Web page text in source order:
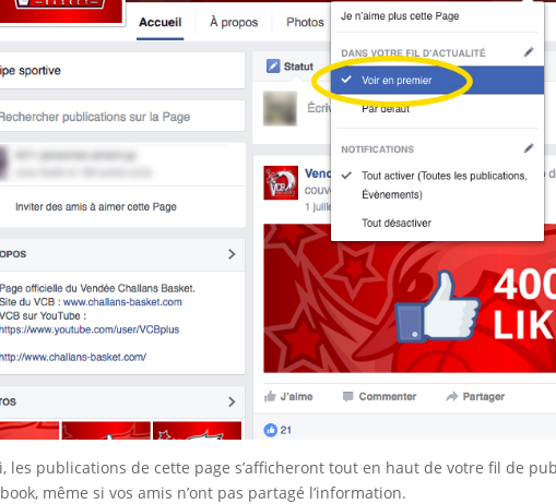
les publications de cette page s’afficheront tout en haut de votre fil de
même si vos amis n’ont pas partagé l’information.